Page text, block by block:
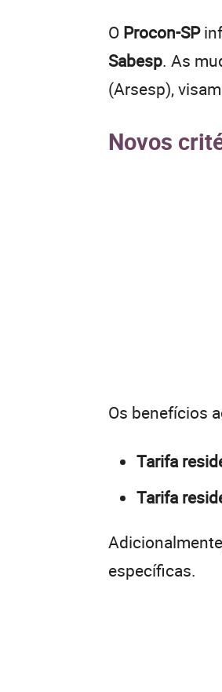
O Procon-SP
Sabesp. As
(Arsesp),
Novos
Os benefícios
Tarifa
Tarifa
específicas.